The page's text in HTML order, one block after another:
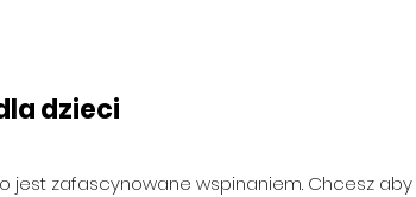
dzieci
jest zafascynowane wspinaniem. Chcesz aby